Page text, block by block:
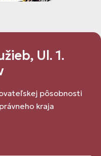
Ul. 1.
pôsobnosti
kraja